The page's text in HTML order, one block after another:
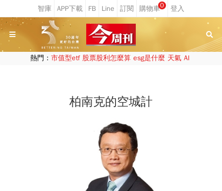
0
熱門： 市值型etf 股票股利怎麼算 esg是什麼 天氣 AI
柏南克的空城計